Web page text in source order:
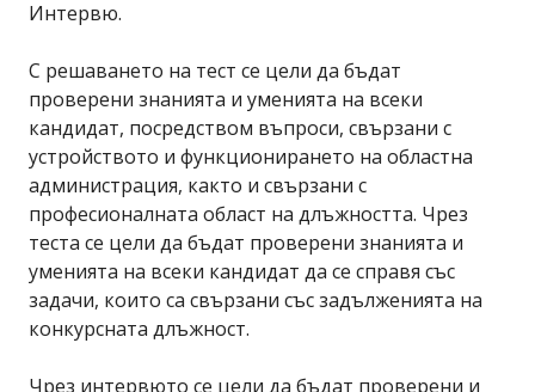
Интервю.
С решаването на тест се цели да бъдат
проверени знанията и уменията на всеки
кандидат, посредством въпроси, свързани с
устройството и функционирането на областна
администрация, както и свързани с
професионалната област на длъжността. Чрез
теста се цели да бъдат проверени знанията и
уменията на всеки кандидат да се справя със
задачи, които са свързани със задълженията на
конкурсната длъжност.
Чрез интервюто се цели да бъдат проверени и